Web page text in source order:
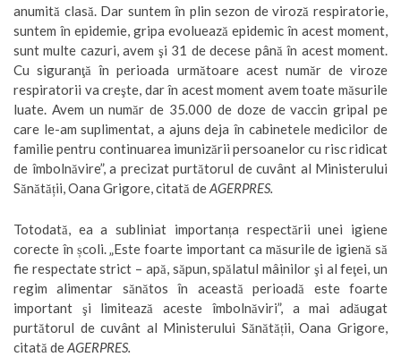
anumită clasă. Dar suntem în plin sezon de viroză respiratorie,
suntem în epidemie, gripa evoluează epidemic în acest moment,
sunt multe cazuri, avem şi 31 de decese până în acest moment.
Cu siguranţă în perioada următoare acest număr de viroze
respiratorii va creşte, dar în acest moment avem toate măsurile
luate. Avem un număr de 35.000 de doze de vaccin gripal pe
care le-am suplimentat, a ajuns deja în cabinetele medicilor de
familie pentru continuarea imunizării persoanelor cu risc ridicat
de îmbolnăvire”, a precizat purtătorul de cuvânt al Ministerului
Sănătății, Oana Grigore, citată deAGERPRES.
Totodată, ea a subliniat importanța respectării unei igiene
corecte în școli. „Este foarte important ca măsurile de igienă să
fie respectate strict – apă, săpun, spălatul mâinilor şi al feţei, un
regim alimentar sănătos în această perioadă este foarte
important şi limitează aceste îmbolnăviri”, a mai adăugat
purtătorul de cuvânt al Ministerului Sănătății, Oana Grigore,
citată deAGERPRES.